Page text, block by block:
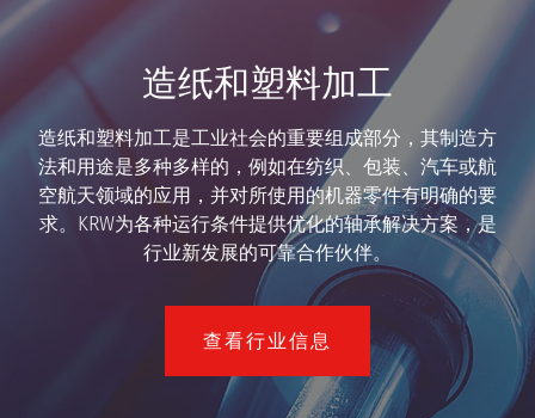
造纸和塑料加工
造纸和塑料加工是工业社会的重要组成部分，其制造方
法和用途是多种多样的，例如在纺织、包装、汽车或航
空航天领域的应用，并对所使用的机器零件有明确的要
求。KRW为各种运行条件提供优化的轴承解决方案，是
行业新发展的可靠合作伙伴。
查看行业信息